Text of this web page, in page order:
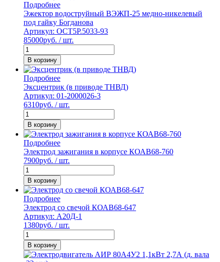
Подробнее
Эжектор водоструйный ВЭЖП-25 медно-никелевый
под гайку Богданова
Артикул: ОСТ5Р.5033-93
85000руб. / шт.
В корзину
Подробнее
Эксцентрик (в приводе ТНВД)
Артикул: 01-2000026-3
6310руб. / шт.
В корзину
Подробнее
Электрод зажигания в корпусе КОАВ68-760
7900руб. / шт.
В корзину
Подробнее
Электрод со свечой КОАВ68-647
Артикул: А20Д-1
1380руб. / шт.
В корзину